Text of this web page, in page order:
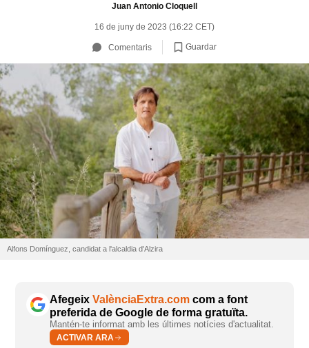
Juan Antonio Cloquell
16 de juny de 2023 (16:22 CET)
Comentaris Guardar
Alfons Domínguez, candidat a l'alcaldia d'Alzira
Afegeix ValènciaExtra.com com a font
preferida de Google de forma gratuïta.
Mantén-te informat amb les últimes notícies d'actualitat.
ACTIVAR ARA